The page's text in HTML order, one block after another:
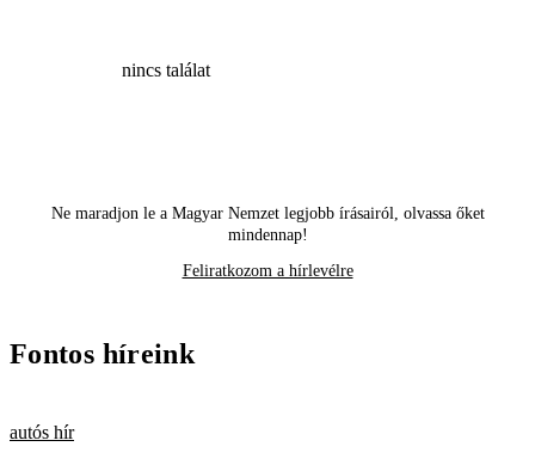
nincs találat
Ne maradjon le a Magyar Nemzet legjobb írásairól, olvassa őket
mindennap!
Feliratkozom a hírlevélre
Fontos híreink
autós hír